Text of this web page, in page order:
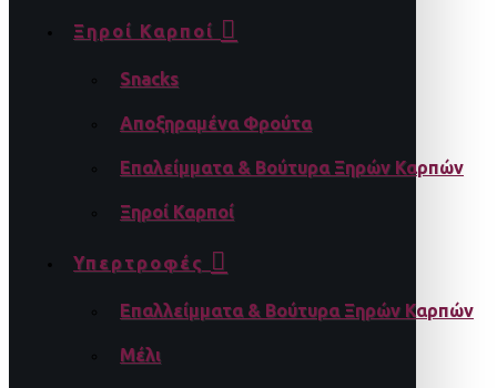
Ξηροί Καρποί
Snacks
Αποξηραμένα Φρούτα
Επαλείμματα & Βούτυρα Ξηρών Καρπών
Ξηροί Καρποί
Υπερτροφές
Επαλλείμματα & Βούτυρα Ξηρών Καρπών
Μέλι